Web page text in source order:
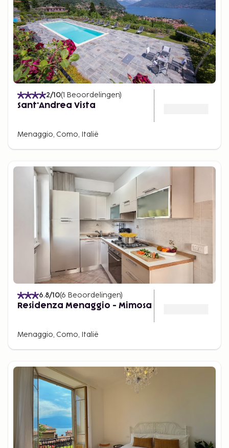
2/10(1 Beoordelingen)
Sant'Andrea Vista
Menaggio, Como, Italië
6.8/10(6 Beoordelingen)
Residenza Menaggio - Mimosa
Menaggio, Como, Italië